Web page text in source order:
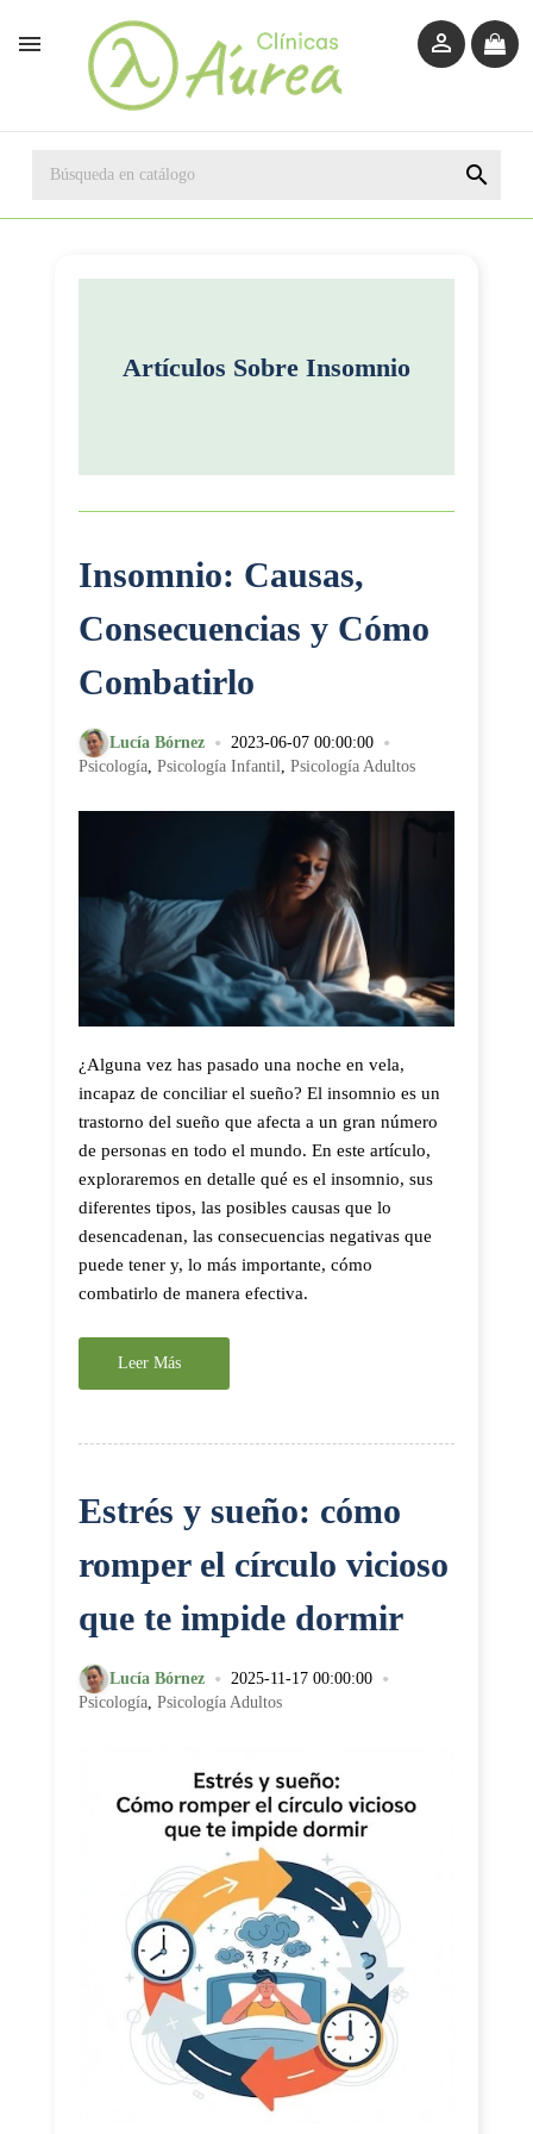
 

Artículos Sobre Insomnio
Insomnio: Causas,
Consecuencias y Cómo
Combatirlo
Lucía Bórnez • 2023-06-07 00:00:00 •
Psicología, Psicología Infantil, Psicología Adultos
¿Alguna vez has pasado una noche en vela,
incapaz de conciliar el sueño? El insomnio es un
trastorno del sueño que afecta a un gran número
de personas en todo el mundo. En este artículo,
exploraremos en detalle qué es el insomnio, sus
diferentes tipos, las posibles causas que lo
desencadenan, las consecuencias negativas que
puede tener y, lo más importante, cómo
combatirlo de manera efectiva.
Leer Más
Estrés y sueño: cómo
romper el círculo vicioso
que te impide dormir
Lucía Bórnez • 2025-11-17 00:00:00 •
Psicología Psicología Adultos